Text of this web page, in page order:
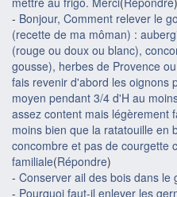
- Bonjour, Comment relever le
(recette de ma môman) :
(rouge ou doux ou blanc),
gousse), herbes de Provence
fais revenir d'abord les oignons
moyen pendant 3/4 d'H au
assez content mais légèrement
moins bien que la ratatouille en
concombre et pas de courgette
familiale(Répondre)
- Conserver ail des bois dans le
- Pourquoi faut-il enlever les